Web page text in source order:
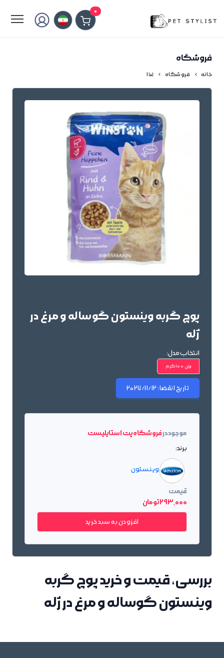
0
فروشگاه
خانه فروشگاه غذا
پوچ گربه وینستون گوساله و مرغ در
ژله
انتخاب مدل:
وزن 100گرم
تاریخ انقضا:2027/11/12
موجود درفروشگاه پت استایلیست
برند:
وینستون
قیمت
293٬000 تومان
افزودن به سبد خرید
بررسی، قیمت و خرید پوچ گربه
وینستون گوساله و مرغ در ژله